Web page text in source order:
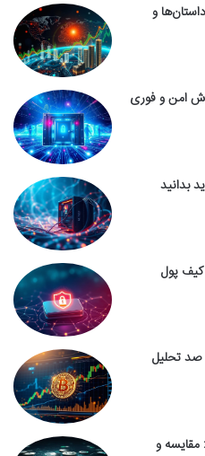
و
امن و فوری
بدانید
کیف پول
صد تحلیل
مقایسه و